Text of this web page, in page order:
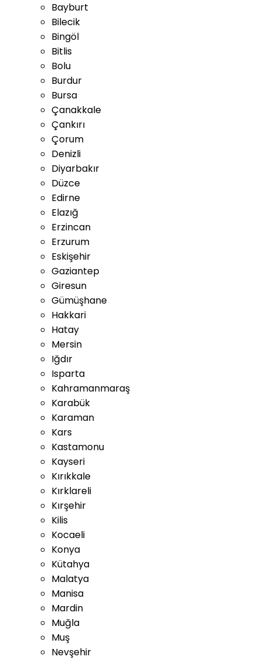
Bayburt
Bilecik
Bingöl
Bitlis
Bolu
Burdur
Bursa
Çanakkale
Çankırı
Çorum
Denizli
Diyarbakır
Düzce
Edirne
Elazığ
Erzincan
Erzurum
Eskişehir
Gaziantep
Giresun
Gümüşhane
Hakkari
Hatay
Mersin
Iğdır
Isparta
Kahramanmaraş
Karabük
Karaman
Kars
Kastamonu
Kayseri
Kırıkkale
Kırklareli
Kırşehir
Kilis
Kocaeli
Konya
Kütahya
Malatya
Manisa
Mardin
Muğla
Muş
Nevşehir